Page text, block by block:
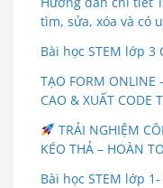
tìm, sửa, xóa và có
Bài học STEM lớp
TẠO FORM ONLINE
CAO & XUẤT CODE
TRẢI NGHIỆM
KÉO THẢ – HOÀN
Bài học STEM lớp